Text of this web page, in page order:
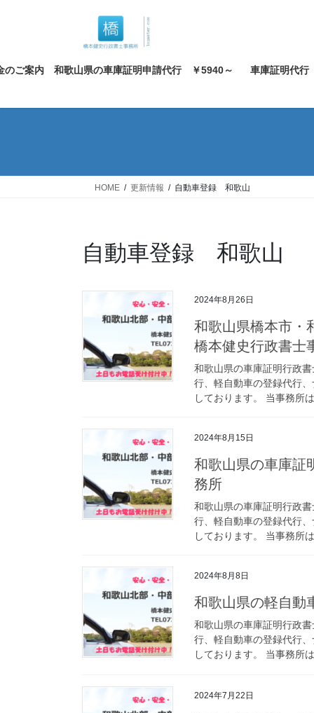
ツ
ス
シ
ン
のご案内 和歌山県の車庫証明申請代行 ￥5940～ 車庫証明代行
HOME 更新情報 自動車登録 和歌山
自動車登録 和歌山
2024年8月26日
和歌山県橋本市・
橋本健史行政書士
和歌山県の車庫証明行政
行、軽自動車の登録代行
しております。 当事務所
2024年8月15日
和歌山県の車庫
務所
和歌山県の車庫証明行政
行、軽自動車の登録代行
しております。 当事務所
2024年8月8日
和歌山県の軽自
和歌山県の車庫証明行政
行、軽自動車の登録代行
しております。 当事務所
2024年7月22日